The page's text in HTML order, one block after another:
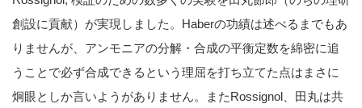
創設に貢献）が実現しました。Haberの功績は述べるまでもあ
りませんが、アンモニアの分解・合成の平衡定数を綿密に追
うことで必ず合成できるという理屈を打ち立てた点はまさに
炯眼としか言いようがありません。またRossignol、田丸は共